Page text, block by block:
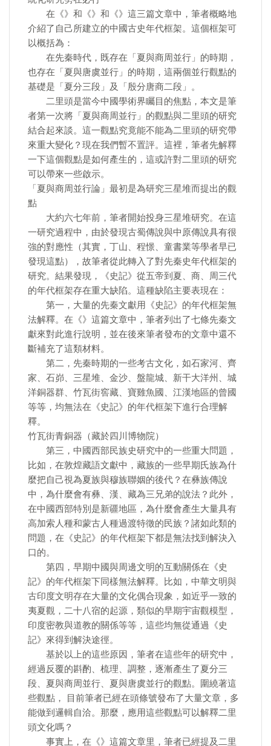
在《》和《》和《》這三篇文章中，筆者概略地
介紹了自己所建立的中國古史年代框架。這個框架可
以概括為：
在先秦時代，既存在「夏與商周並行」的時期，
也存在「夏與唐虞並行」的時期，這兩個並行觀點的
基礎是「夏分三段」及「殷分唐商二段」。
二里頭是當今中國學術界矚目的焦點，本文是筆
者第一次將「夏與商周並行」的觀點與二里頭的研究
結合起來談。這一觀點究竟能不能為二里頭的研究帶
來重大變化？現在我們暫不置評。這裡，筆者先解釋
一下這個觀點是如何產生的，這或許對二里頭的研究
可以帶來一些啟示。
「夏與商周並行論」最初是為研究三星堆而提出的觀
點
大約六七年前，筆者開始投身三星堆研究。在這
一研究過程中，由於發現古蜀傳說與中原傳說具有很
強的對應性（其實，丁山、程憬、童書業等學者早已
發現這點），故筆者從此轉入了對先秦史年代框架的
研究。結果發現，《史記》從五帝到夏、商、周三代
的年代框架存在重大缺陷。這種缺陷主要表現在：
第一，大量的先秦文獻用《史記》的年代框架無
法解釋。在《》這篇文章中，筆者列出了七條先秦文
獻來對此進行說明，並在後來筆者發布的文章中還不
斷補充了這類材料。
第二，先秦時期的一些考古文化，如石家河、齊
家、石峁、三星堆、金沙、盤龍城、新干大洋州、城
洋銅器群、竹瓦街窖藏、寶雞魚國、江漢地區的曾國
等等，均無法在《史記》的年代框架下進行合理解
釋。
竹瓦街青銅器（藏於四川博物院）
第三，中國西部民族史研究中的一些重大問題，
比如，在敦煌藏語文獻中，藏族的一些早期氏族為什
麼把自己視為夏族與穆族聯姻的後代？在彝族傳說
中，為什麼會有彝、漢、藏為三兄弟的說法？此外，
在中國西部特別是新疆地區，為什麼會產生大量具有
高加索人種和蒙古人種過渡特徵的民族？諸如此類的
問題，在《史記》的年代框架下都是無法找到解決入
口的。
第四，早期中國與周邊文明的互動關係在《史
記》的年代框架下同樣無法解釋。比如，中華文明與
古印度文明存在大量的文化偶合現象，如近乎一致的
夷夏觀，二十八宿的起源，類似的早期宇宙觀模型，
印度密教與道教的關係等等，這些均無從通過《史
記》來得到解決途徑。
基於以上的這些原因，筆者在這些年的研究中，
經過反覆的斟酌、梳理、調整，逐漸產生了夏分三
段、夏與商周並行、夏與唐虞並行的觀點。圍繞著這
些觀點， 目前筆者已經在頭條號發布了大量文章，多
能做到邏輯自洽。那麼，應用這些觀點可以解釋二里
頭文化嗎？
事實上，在《》這篇文章里，筆者已經提及二里